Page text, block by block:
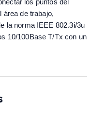
los puntos del
área de trabajo,
la norma IEEE 802.3i/3u
10/100Base T/Tx con un